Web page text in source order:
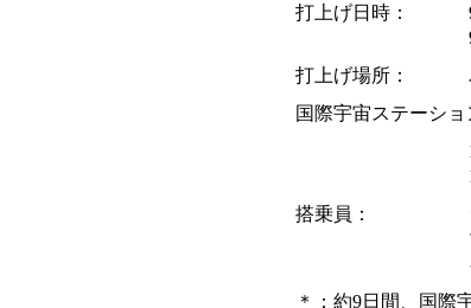
打上げ日時：
打上げ場所：
国際宇宙ステーシ
搭乗員：
＊：約9日間、国際